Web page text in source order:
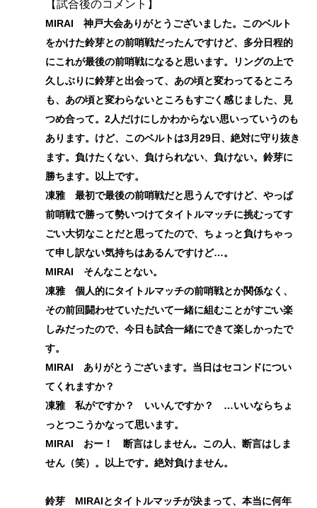
【試合後のコメント】
MIRAI 神戸大会ありがとうございました。このベルト
をかけた鈴芽との前哨戦だったんですけど、多分日程的
にこれが最後の前哨戦になると思います。リングの上で
久しぶりに鈴芽と出会って、あの頃と変わってるところ
も、あの頃と変わらないところもすごく感じました、見
つめ合って。2人だけにしかわからない思いっていうのも
あります。けど、このベルトは3月29日、絶対に守り抜き
ます。負けたくない、負けられない、負けない。鈴芽に
勝ちます。以上です。
凍雅 最初で最後の前哨戦だと思うんですけど、やっぱ
前哨戦で勝って勢いつけてタイトルマッチに挑むってす
ごい大切なことだと思ってたので、ちょっと負けちゃっ
て申し訳ない気持ちはあるんですけど…。
MIRAI そんなことない。
凍雅 個人的にタイトルマッチの前哨戦とか関係なく、
その前回闘わせていただいて一緒に組むことがすごい楽
しみだったので、今日も試合一緒にできて楽しかったで
す。
MIRAI ありがとうございます。当日はセコンドについ
てくれますか？
凍雅 私がですか？ いいんですか？ …いいならちょ
っとつこうかなって思います。
MIRAI おー！ 断言はしません。この人、断言はしま
せん（笑）。以上です。絶対負けません。
鈴芽 MIRAIとタイトルマッチが決まって、本当に何年